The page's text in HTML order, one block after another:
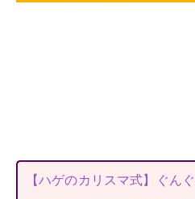
【ハゲのカリスマ式】ぐん